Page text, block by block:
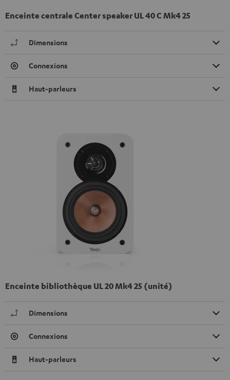
Enceinte centrale Center speaker UL 40 C Mk4 25
Dimensions
Connexions
Haut-parleurs
Enceinte bibliothèque UL 20 Mk4 25 (unité)
Dimensions
Connexions
Haut-parleurs